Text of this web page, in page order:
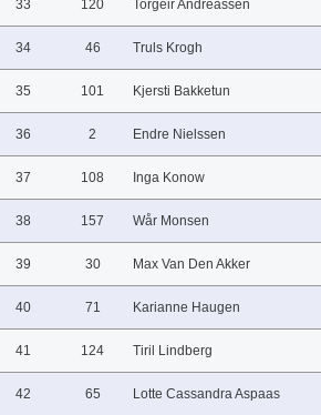
33 120 Torgeir Andreassen
34 46 Truls Krogh
35 101 Kjersti Bakketun
36 2 Endre Nielssen
37 108 Inga Konow
38 157 Wår Monsen
39 30 Max Van Den Akker
40 71 Karianne Haugen
41 124 Tiril Lindberg
42 65 Lotte Cassandra Aspaas